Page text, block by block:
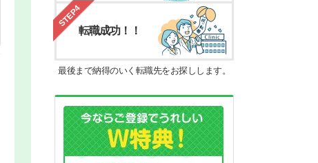
STEP4
転職成功！！
最後まで納得のいく転職先をお探しします。